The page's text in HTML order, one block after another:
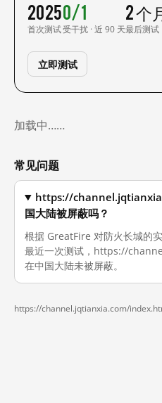
2025
首次测试
0/1
受干扰 · 近 90 天
2 个
最后测试
立即测试
加载中……
常见问题
https://
国大陆被屏蔽吗？
根据 GreatFire 对防火长城的
最近一次测试，https://
在中国大陆未被屏蔽。
https://channel.jqtianxia.com/